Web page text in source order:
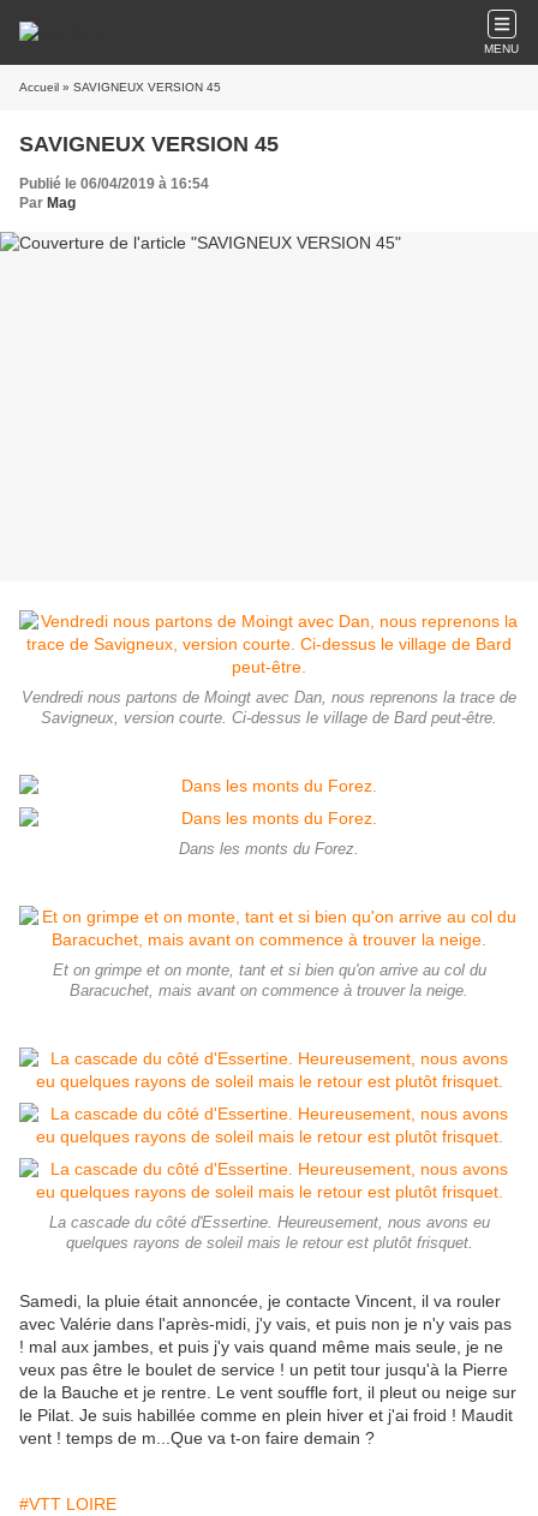
MENU
Accueil » SAVIGNEUX VERSION 45
SAVIGNEUX VERSION 45
Publié le 06/04/2019 à 16:54
Par Mag
Vendredi nous partons de Moingt avec Dan, nous reprenons la trace de
Savigneux, version courte. Ci-dessus le village de Bard peut-être.
Dans les monts du Forez.
Et on grimpe et on monte, tant et si bien qu'on arrive au col du
Baracuchet, mais avant on commence à trouver la neige.
La cascade du côté d'Essertine. Heureusement, nous avons eu
quelques rayons de soleil mais le retour est plutôt frisquet.
Samedi, la pluie était annoncée, je contacte Vincent, il va rouler
avec Valérie dans l'après-midi, j'y vais, et puis non je n'y vais pas
! mal aux jambes, et puis j'y vais quand même mais seule, je ne
veux pas être le boulet de service ! un petit tour jusqu'à la Pierre
de la Bauche et je rentre. Le vent souffle fort, il pleut ou neige sur
le Pilat. Je suis habillée comme en plein hiver et j'ai froid ! Maudit
vent ! temps de m...Que va t-on faire demain ?
#VTT LOIRE